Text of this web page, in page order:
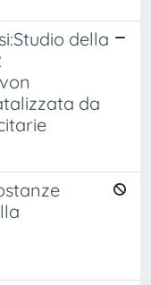
della
da